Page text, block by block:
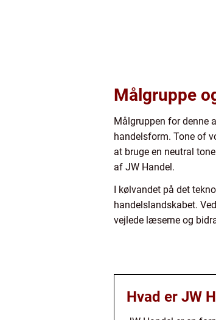
Målgruppe
Målgruppen for denne
handelsform. Tone of
at bruge en neutral
af JW Handel.
I kølvandet på det
handelslandskabet.
vejlede læserne og
Hvad er JW